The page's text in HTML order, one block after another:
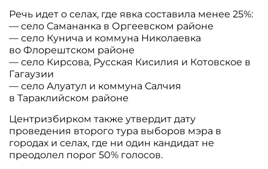
Речь идет о селах, где явка составила менее 25%:
— село Самананка в Оргеевском районе
— село Кунича и коммуна Николаевка
во Флорештском районе
— село Кирсова, Русская Кисилия и Котовское в
Гагаузии
— село Алуатул и коммуна Салчия
в Тараклийском районе
Центризбирком также утвердит дату
проведения второго тура выборов мэра в
городах и селах, где ни один кандидат не
преодолел порог 50% голосов.